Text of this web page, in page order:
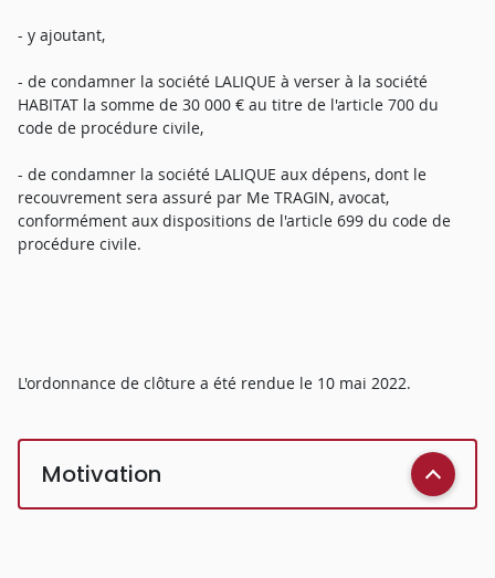
- y ajoutant,
- de condamner la société LALIQUE à verser à la société
HABITAT la somme de 30 000 € au titre de l'article 700 du
code de procédure civile,
- de condamner la société LALIQUE aux dépens, dont le
recouvrement sera assuré par Me TRAGIN, avocat,
conformément aux dispositions de l'article 699 du code de
procédure civile.
L'ordonnance de clôture a été rendue le 10 mai 2022.
Motivation